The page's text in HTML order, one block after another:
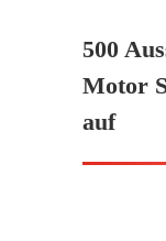
500
Motor
auf